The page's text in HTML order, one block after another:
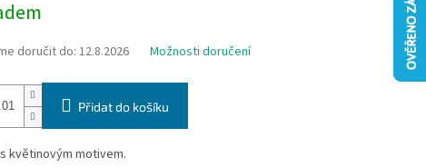
doručit do:12.8.2026 Možnosti doručení
Přidat do košíku
květinovým motivem.